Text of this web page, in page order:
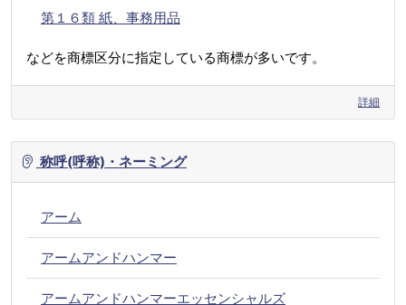
第１６類 紙、事務用品
などを商標区分に指定している商標が多いです。
詳細
称呼(呼称)・ネーミング
アーム
アームアンドハンマー
アームアンドハンマーエッセンシャルズ